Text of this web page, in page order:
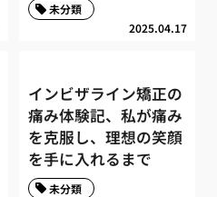
2025.04.17
未分類
インビザライン矯正の
痛み体験記、私が痛み
を克服し、理想の笑顔
を手に入れるまで
未分類